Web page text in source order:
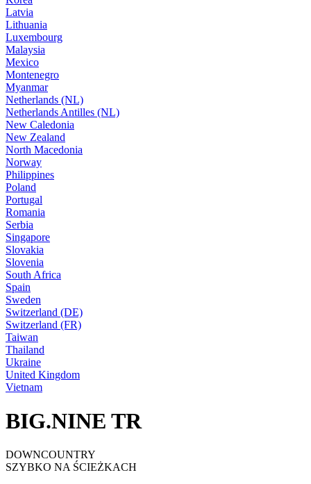
Latvia
Lithuania
Luxembourg
Malaysia
Mexico
Montenegro
Myanmar
Netherlands (NL)
Netherlands Antilles (NL)
New Caledonia
New Zealand
North Macedonia
Norway
Philippines
Poland
Portugal
Romania
Serbia
Singapore
Slovakia
Slovenia
South Africa
Spain
Sweden
Switzerland (DE)
Switzerland (FR)
Taiwan
Thailand
Ukraine
United Kingdom
Vietnam
BIG.NINE TR
DOWNCOUNTRY
SZYBKO NA ŚCIEŻKACH